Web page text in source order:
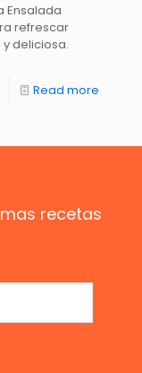
Ensalada
refrescar
deliciosa.
Read more
recetas